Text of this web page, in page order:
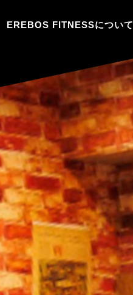
EREBOS FITNESSについて